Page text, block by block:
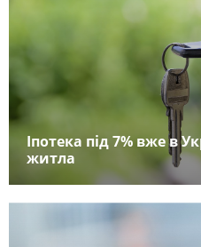
Іпотека під 7% вже в
житла